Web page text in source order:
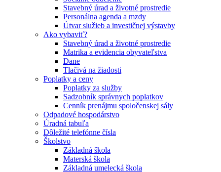
Stavebný úrad a životné prostredie
Personálna agenda a mzdy
Útvar služieb a investičnej výstavby
Ako vybaviť?
Stavebný úrad a životné prostredie
Matrika a evidencia obyvateľstva
Dane
Tlačivá na žiadosti
Poplatky a ceny
Poplatky za služby
Sadzobník správnych poplatkov
Cenník prenájmu spoločenskej sály
Odpadové hospodárstvo
Úradná tabuľa
Dôležité telefónne čísla
Školstvo
Základná škola
Materská škola
Základná umelecká škola